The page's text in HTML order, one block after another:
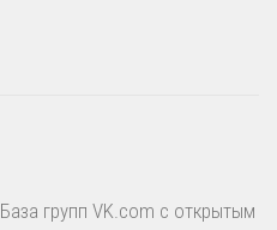
База групп VK.com с открытым